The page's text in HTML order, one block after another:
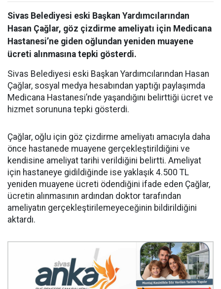
Sivas Belediyesi eski Başkan Yardımcılarından
Hasan Çağlar, göz çizdirme ameliyatı için Medicana
Hastanesi’ne giden oğlundan yeniden muayene
ücreti alınmasına tepki gösterdi.
Sivas Belediyesi eski Başkan Yardımcılarından Hasan
Çağlar, sosyal medya hesabından yaptığı paylaşımda
Medicana Hastanesi’nde yaşandığını belirttiği ücret ve
hizmet sorununa tepki gösterdi.
Çağlar, oğlu için göz çizdirme ameliyatı amacıyla daha
önce hastanede muayene gerçekleştirildiğini ve
kendisine ameliyat tarihi verildiğini belirtti. Ameliyat
için hastaneye gidildiğinde ise yaklaşık 4.500 TL
yeniden muayene ücreti ödendiğini ifade eden Çağlar,
ücretin alınmasının ardından doktor tarafından
ameliyatın gerçekleştirilemeyeceğinin bildirildiğini
aktardı.